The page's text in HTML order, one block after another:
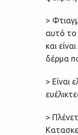
>
αυτό το
και
δέρμα
> Eίναι
>